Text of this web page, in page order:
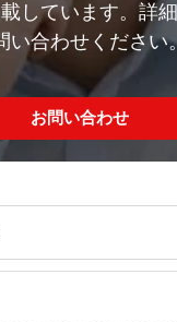
しています。詳細
い合わせください
お問い合わせ